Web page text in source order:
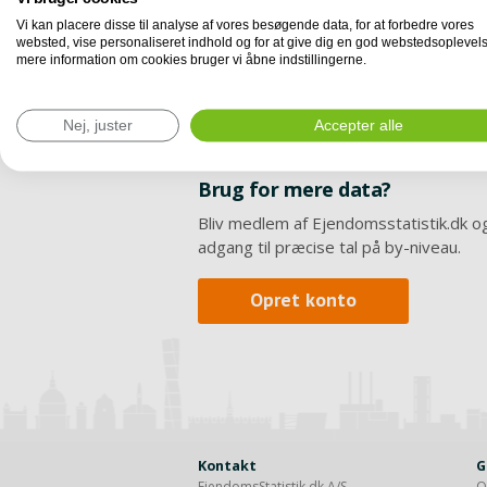
Brug for mere data?
Bliv medlem af Ejendomsstatistik.dk
adgang til præcise tal på by-niveau.
Opret konto
Kontakt
Vi kan placere disse til analyse af vores besøgende data, for at forbedre vores
websted, vise personaliseret indhold og for at give dig en god
mere information om cookies bruger vi åbne indstillingerne.
Nej, juster Accepter alle